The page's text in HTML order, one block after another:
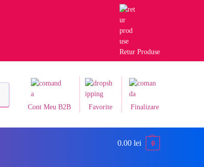
Retur Produse
Cont Meu B2B Favorite Finalizare
0.00 lei 0